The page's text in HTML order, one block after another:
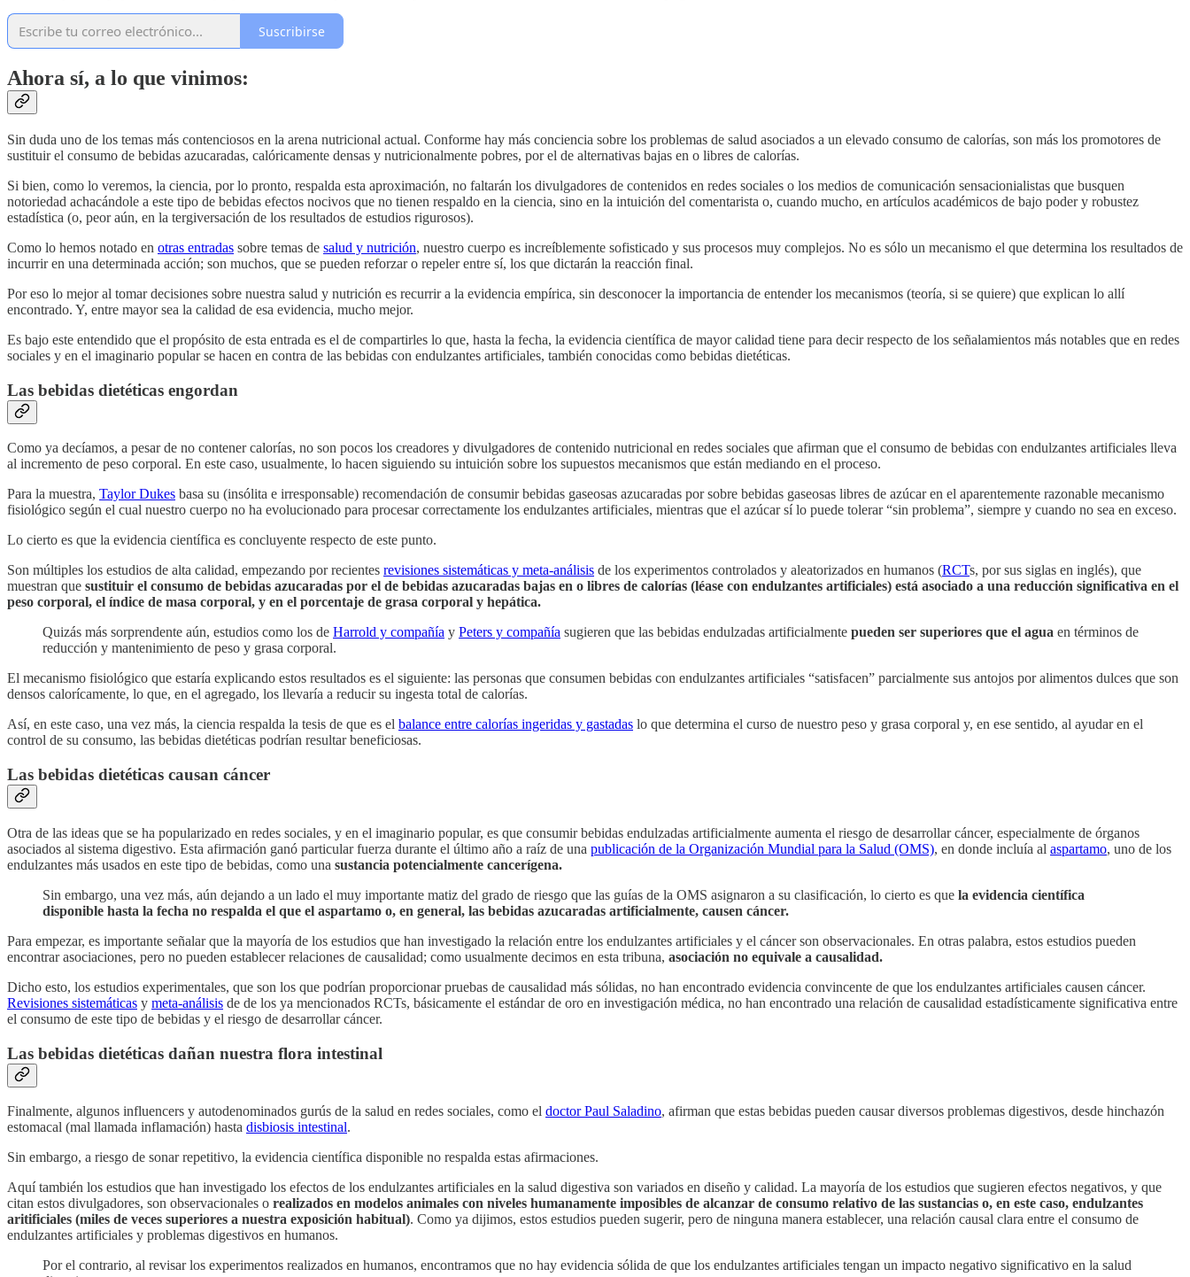
Suscribirse
Ahora sí, a lo que vinimos:
Sin duda uno de los temas más contenciosos en la arena nutricional actual. Conforme hay más conciencia sobre los problemas de salud asociados a un elevado consumo de calorías, son más los promotores de
sustituir el consumo de bebidas azucaradas, calóricamente densas y nutricionalmente pobres, por el de alternativas bajas en o libres de calorías.
Si bien, como lo veremos, la ciencia, por lo pronto, respalda esta aproximación, no faltarán los divulgadores de contenidos en redes sociales o los medios de comunicación sensacionialistas que busquen
notoriedad achacándole a este tipo de bebidas efectos nocivos que no tienen respaldo en la ciencia, sino en la intuición del comentarista o, cuando mucho, en artículos académicos de bajo poder y robustez
estadística (o, peor aún, en la tergiversación de los resultados de estudios rigurosos).
Como lo hemos notado en otras entradas sobre temas de salud y nutrición, nuestro cuerpo es increíblemente sofisticado y sus procesos muy complejos. No es sólo un mecanismo el que determina los resultados de
incurrir en una determinada acción; son muchos, que se pueden reforzar o repeler entre sí, los que dictarán la reacción final.
Por eso lo mejor al tomar decisiones sobre nuestra salud y nutrición es recurrir a la evidencia empírica, sin desconocer la importancia de entender los mecanismos (teoría, si se quiere) que explican lo allí
encontrado. Y, entre mayor sea la calidad de esa evidencia, mucho mejor.
Es bajo este entendido que el propósito de esta entrada es el de compartirles lo que, hasta la fecha, la evidencia científica de mayor calidad tiene para decir respecto de los señalamientos más notables que en redes
sociales y en el imaginario popular se hacen en contra de las bebidas con endulzantes artificiales, también conocidas como bebidas dietéticas.
Las bebidas dietéticas engordan
Como ya decíamos, a pesar de no contener calorías, no son pocos los creadores y divulgadores de contenido nutricional en redes sociales que afirman que el consumo de bebidas con endulzantes artificiales lleva
al incremento de peso corporal. En este caso, usualmente, lo hacen siguiendo su intuición sobre los supuestos mecanismos que están mediando en el proceso.
Para la muestra, Taylor Dukes basa su (insólita e irresponsable) recomendación de consumir bebidas gaseosas azucaradas por sobre bebidas gaseosas libres de azúcar en el aparentemente razonable mecanismo
fisiológico según el cual nuestro cuerpo no ha evolucionado para procesar correctamente los endulzantes artificiales, mientras que el azúcar sí lo puede tolerar “sin problema”, siempre y cuando no sea en exceso.
Lo cierto es que la evidencia científica es concluyente respecto de este punto.
Son múltiples los estudios de alta calidad, empezando por recientes revisiones sistemáticas y meta-análisis de los experimentos controlados y aleatorizados en humanos (RCTs, por sus siglas en inglés), que
muestran que sustituir el consumo de bebidas azucaradas por el de bebidas azucaradas bajas en o libres de calorías (léase con endulzantes artificiales) está asociado a una reducción significativa en el
peso corporal, el índice de masa corporal, y en el porcentaje de grasa corporal y hepática.
Quizás más sorprendente aún, estudios como los de Harrold y compañía y Peters y compañía sugieren que las bebidas endulzadas artificialmente pueden ser superiores que el agua en términos de
reducción y mantenimiento de peso y grasa corporal.
El mecanismo fisiológico que estaría explicando estos resultados es el siguiente: las personas que consumen bebidas con endulzantes artificiales “satisfacen” parcialmente sus antojos por alimentos dulces que son
densos calorícamente, lo que, en el agregado, los llevaría a reducir su ingesta total de calorías.
Así, en este caso, una vez más, la ciencia respalda la tesis de que es el balance entre calorías ingeridas y gastadas lo que determina el curso de nuestro peso y grasa corporal y, en ese sentido, al ayudar en el
control de su consumo, las bebidas dietéticas podrían resultar beneficiosas.
Las bebidas dietéticas causan cáncer
Otra de las ideas que se ha popularizado en redes sociales, y en el imaginario popular, es que consumir bebidas endulzadas artificialmente aumenta el riesgo de desarrollar cáncer, especialmente de órganos
asociados al sistema digestivo. Esta afirmación ganó particular fuerza durante el último año a raíz de una publicación de la Organización Mundial para la Salud (OMS), en donde incluía al aspartamo, uno de los
endulzantes más usados en este tipo de bebidas, como una sustancia potencialmente cancerígena.
Sin embargo, una vez más, aún dejando a un lado el muy importante matiz del grado de riesgo que las guías de la OMS asignaron a su clasificación, lo cierto es que la evidencia científica
disponible hasta la fecha no respalda el que el aspartamo o, en general, las bebidas azucaradas artificialmente, causen cáncer.
Para empezar, es importante señalar que la mayoría de los estudios que han investigado la relación entre los endulzantes artificiales y el cáncer son observacionales. En otras palabra, estos estudios pueden
encontrar asociaciones, pero no pueden establecer relaciones de causalidad; como usualmente decimos en esta tribuna, asociación no equivale a causalidad.
Dicho esto, los estudios experimentales, que son los que podrían proporcionar pruebas de causalidad más sólidas, no han encontrado evidencia convincente de que los endulzantes artificiales causen cáncer.
Revisiones sistemáticas y meta-análisis de de los ya mencionados RCTs, básicamente el estándar de oro en investigación médica, no han encontrado una relación de causalidad estadísticamente significativa entre
el consumo de este tipo de bebidas y el riesgo de desarrollar cáncer.
Las bebidas dietéticas dañan nuestra flora intestinal
Finalmente, algunos influencers y autodenominados gurús de la salud en redes sociales, como el doctor Paul Saladino, afirman que estas bebidas pueden causar diversos problemas digestivos, desde hinchazón
estomacal (mal llamada inflamación) hasta disbiosis intestinal.
Sin embargo, a riesgo de sonar repetitivo, la evidencia científica disponible no respalda estas afirmaciones.
Aquí también los estudios que han investigado los efectos de los endulzantes artificiales en la salud digestiva son variados en diseño y calidad. La mayoría de los estudios que sugieren efectos negativos, y que
citan estos divulgadores, son observacionales o realizados en modelos animales con niveles humanamente imposibles de alcanzar de consumo relativo de las sustancias o, en este caso, endulzantes
aritificiales (miles de veces superiores a nuestra exposición habitual). Como ya dijimos, estos estudios pueden sugerir, pero de ninguna manera establecer, una relación causal clara entre el consumo de
endulzantes artificiales y problemas digestivos en humanos.
Por el contrario, al revisar los experimentos realizados en humanos, encontramos que no hay evidencia sólida de que los endulzantes artificiales tengan un impacto negativo significativo en la salud